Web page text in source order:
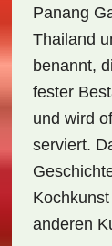
Panang
Thailand
benannt,
fester
und wird
serviert.
Kochkunst
anderen